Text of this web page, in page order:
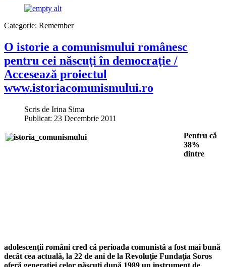
Categorie: Remember
O istorie a comunismului românesc
pentru cei născuţi în democraţie /
Accesează proiectul
www.istoriacomunismului.ro
Scris de Irina Sima
Publicat: 23 Decembrie 2011
Pentru că
38%
dintre
adolescenţii români cred că perioada comunistă a fost mai bună
decât cea actuală, la 22 de ani de la Revoluţie Fundaţia Soros
oferă generaţiei celor născuţi după 1989 un instrument de